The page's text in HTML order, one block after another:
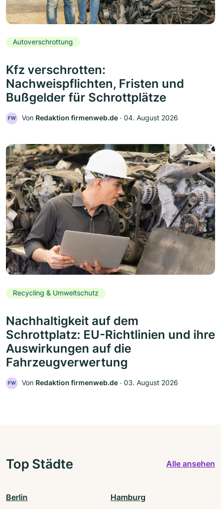
Autoverschrottung
Kfz verschrotten:
Nachweispflichten, Fristen und
Bußgelder für Schrottplätze
FW Von Redaktion firmenweb.de ‧ 04. August 2026
Recycling & Umweltschutz
Nachhaltigkeit auf dem
Schrottplatz: EU-Richtlinien und ihre
Auswirkungen auf die
Fahrzeugverwertung
FW Von Redaktion firmenweb.de ‧ 03. August 2026
Top Städte Alle ansehen
Berlin Hamburg